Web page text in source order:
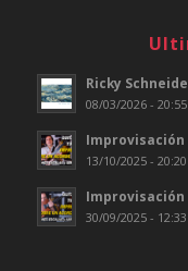
Ricky
08/03/2026 - 20:55
Improvisación
13/10/2025 - 20:20
Improvisación
30/09/2025 - 12:33